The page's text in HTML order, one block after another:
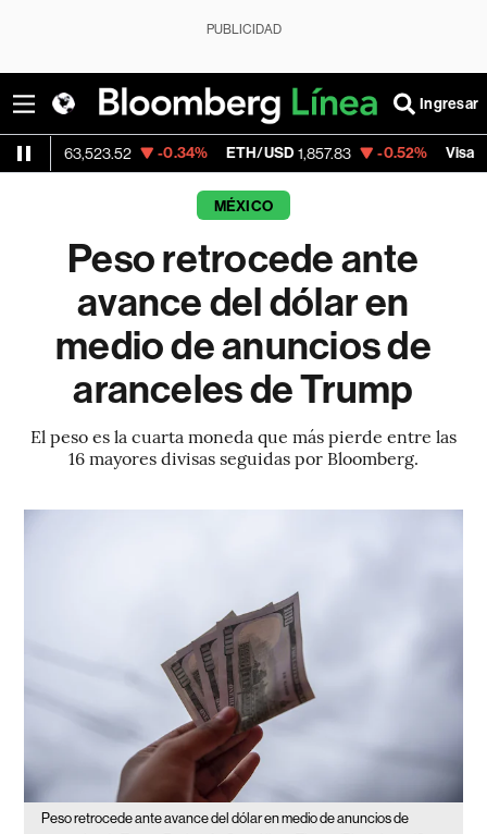
PUBLICIDAD
Ingresar
-0.34% ETH/USD 1,857.83 -0.52% Visa 365.67
MÉXICO
Peso retrocede ante
avance del dólar en
medio de anuncios de
aranceles de Trump
El peso es la cuarta moneda que más pierde entre las
16 mayores divisas seguidas por Bloomberg.
Peso retrocede ante avance del dólar en medio de anuncios de